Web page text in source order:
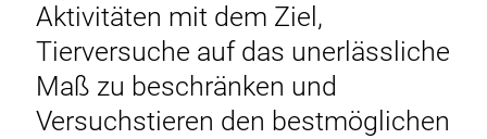
Aktivitäten mit dem Ziel,
Tierversuche auf das unerlässliche
Maß zu beschränken und
Versuchstieren den bestmöglichen